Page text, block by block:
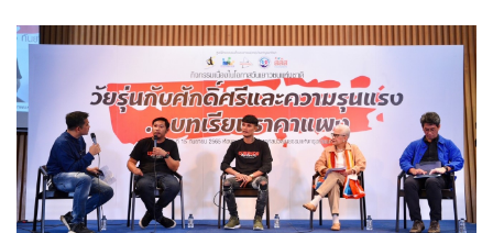
สุขภาพ